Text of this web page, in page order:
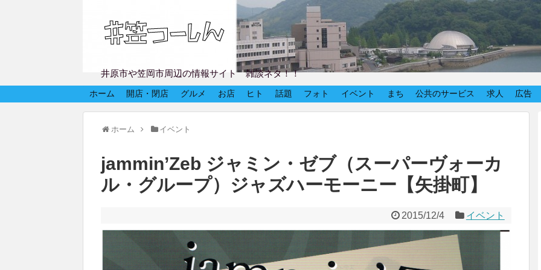
井原市や笠岡市周辺の情報サイト 雑談ネタ！！
ホーム 開店・閉店 グルメ お店 ヒト 話題 フォト イベント まち 公共のサービス 求人 広告
ホーム イベント
jammin’Zeb ジャミン・ゼブ（スーパーヴォーカ
ル・グループ）ジャズハーモーニー【矢掛町】
2015/12/4 イベント